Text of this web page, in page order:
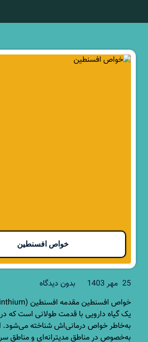
خواص افسنطین
25 مهر 1403
بدون دیدگاه
یک گیاه دارویی با قدمت طولانی است که
به‌خاطر خواص درمانی‌اش شناخته می‌شود.
به‌خصوص در مناطق مدیترانه‌ای و مناطق